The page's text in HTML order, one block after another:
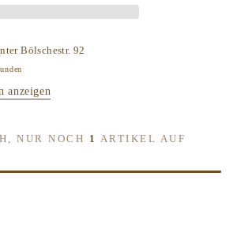
Bölschestr. 92
anzeigen
NUR NOCH 1
ARTIKEL AUF